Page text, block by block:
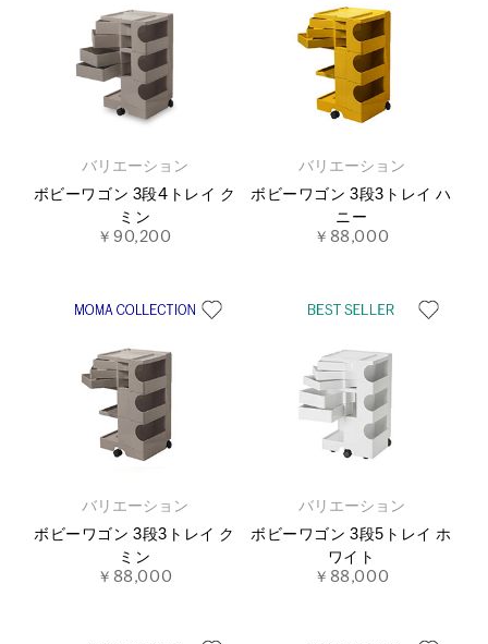
バリエーション
ボビーワゴン 3段4トレイ ク
ミン
￥90,200
バリエーション
ボビーワゴン 3段3トレイ ハ
ニー
￥88,000
バリエーション
ボビーワゴン 3段3トレイ ク
ミン
￥88,000
バリエーション
ボビーワゴン 3段5トレイ ホ
ワイト
￥88,000